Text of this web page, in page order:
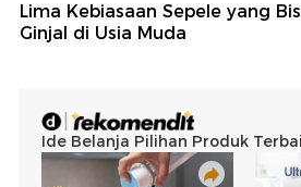
Lima Kebiasaan Sepele yang
Ginjal di Usia Muda